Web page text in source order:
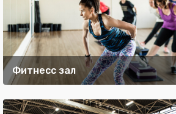
Фитнесс зал